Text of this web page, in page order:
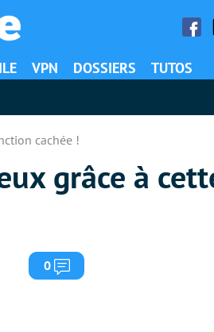
VPN DOSSIERS TUTOS
cachée !
grâce à
0 Commentaires